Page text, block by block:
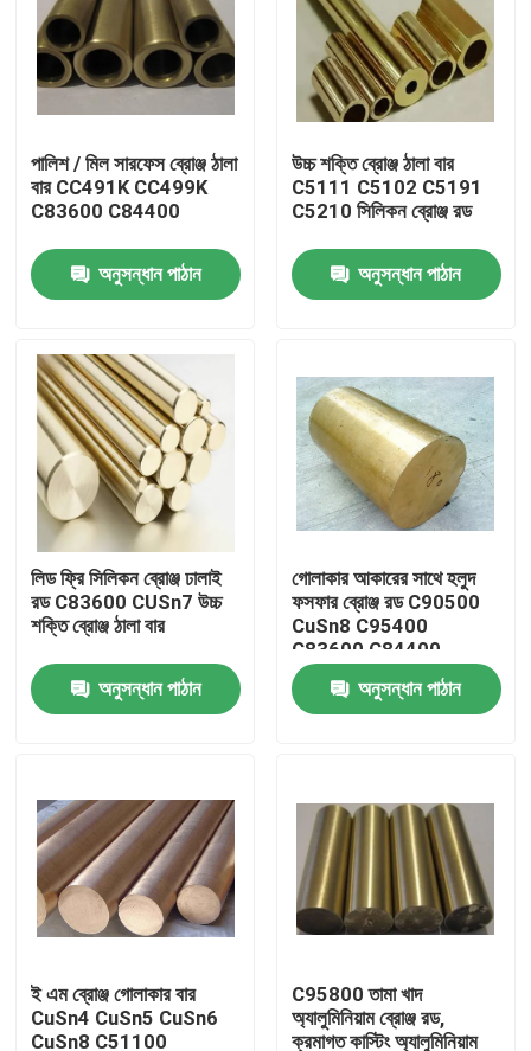
বাড়ি
পণ্য
আমাদের সম্পর্কে
কারখানা ভ্রমণ
মান নিয়ন্ত্রণ
খবর
উদ্ধৃতির জন্য আবেদন
ব্রাস পানি মিটার শরীর
পালিশ / মিল সারফেস ব্রোঞ্জ ঠালা
বার CC491K CC499K
C83600 C84400
অনুসন্ধান পাঠান
উচ্চ শক্তি ব্রোঞ্জ ঠালা বার
C5111 C5102 C5191
C5210 সিলিকন ব্রোঞ্জ রড
অনুসন্ধান পাঠান
লিড ফ্রি সিলিকন ব্রোঞ্জ ঢালাই
রড C83600 CUSn7 উচ্চ
শক্তি ব্রোঞ্জ ঠালা বার
অনুসন্ধান পাঠান
গোলাকার আকারের সাথে হলুদ
ফসফার ব্রোঞ্জ রড C90500
CuSn8 C95400
C83600 C84400
C93200
অনুসন্ধান পাঠান
ই এম ব্রোঞ্জ গোলাকার বার
CuSn4 CuSn5 CuSn6
CuSn8 C51100
C95800 তামা খাদ
অ্যালুমিনিয়াম ব্রোঞ্জ রড,
ক্রমাগত কাস্টিং অ্যালুমিনিয়াম